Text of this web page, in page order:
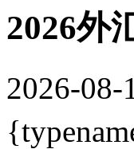
2026外
2026-